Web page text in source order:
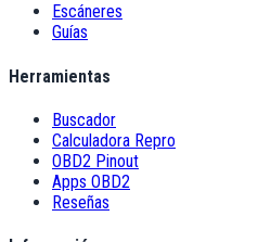
Escáneres
Guías
Herramientas
Buscador
Calculadora Repro
OBD2 Pinout
Apps OBD2
Reseñas